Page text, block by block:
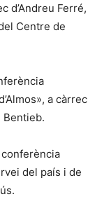
d’Andreu Ferré,
Centre de
a càrrec
Bentieb.
conferència
del país i de